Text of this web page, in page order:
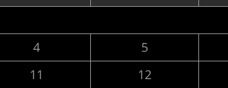
4 5
11 12